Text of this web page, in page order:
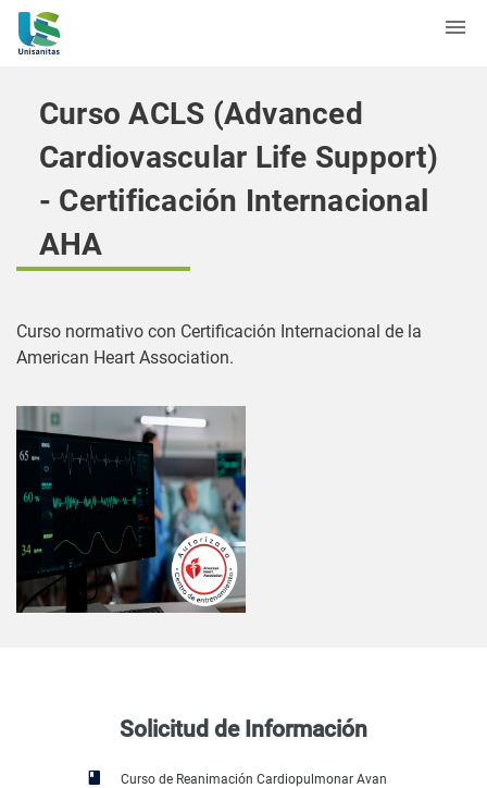
Curso ACLS (Advanced
Cardiovascular Life Support)
- Certificación Internacional
AHA
Curso normativo con Certificación Internacional de la
American Heart Association.
Solicitud de Información